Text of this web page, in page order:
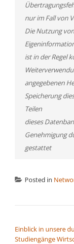
nur im Fall von
Die Nutzung
ist in der Regel
angegebenen
Speicherung
Teilen
dieses
Genehmigung
gestattet
Posted in
Einblick in unsere
Studiengänge